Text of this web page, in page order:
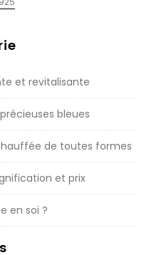
et revitalisante
bleues
de toutes formes
et prix
en soi ?